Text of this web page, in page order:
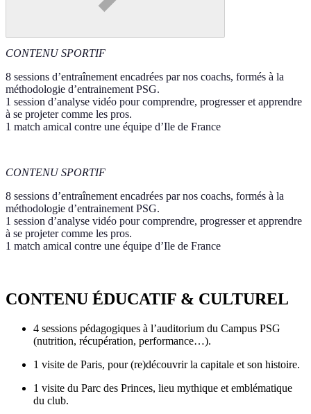
CONTENU SPORTIF
8 sessions d’entraînement encadrées par nos coachs, formés à la
méthodologie d’entrainement PSG.
1 session d’analyse vidéo pour comprendre, progresser et apprendre
à se projeter comme les pros.
1 match amical contre une équipe d’Ile de France
CONTENU SPORTIF
8 sessions d’entraînement encadrées par nos coachs, formés à la
méthodologie d’entrainement PSG.
1 session d’analyse vidéo pour comprendre, progresser et apprendre
à se projeter comme les pros.
1 match amical contre une équipe d’Ile de France
CONTENU ÉDUCATIF & CULTUREL
4 sessions pédagogiques à l’auditorium du Campus PSG
(nutrition, récupération, performance…).
1 visite de Paris, pour (re)découvrir la capitale et son histoire.
1 visite du Parc des Princes, lieu mythique et emblématique
du club.